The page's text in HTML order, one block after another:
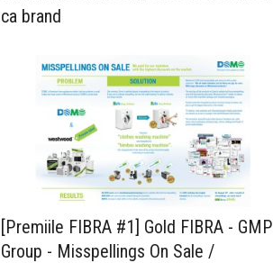
ca brand
[Premiile FIBRA #1] Gold FIBRA - GMP
Group - Misspellings On Sale /